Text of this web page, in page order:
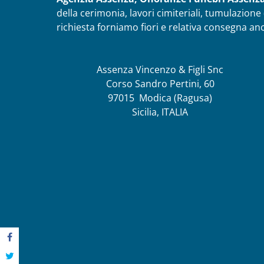
della cerimonia, lavori cimiteriali,
richiesta forniamo fiori e relativa consegna
Assenza Vincenzo & Figli Snc
Corso Sandro Pertini, 60
97015 Modica (Ragusa)
Sicilia, ITALIA